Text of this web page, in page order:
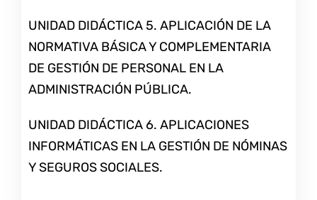
UNIDAD DIDÁCTICA 5. APLICACIÓN DE LA
NORMATIVA BÁSICA Y COMPLEMENTARIA
DE GESTIÓN DE PERSONAL EN LA
ADMINISTRACIÓN PÚBLICA.
UNIDAD DIDÁCTICA 6. APLICACIONES
INFORMÁTICAS EN LA GESTIÓN DE NÓMINAS
Y SEGUROS SOCIALES.